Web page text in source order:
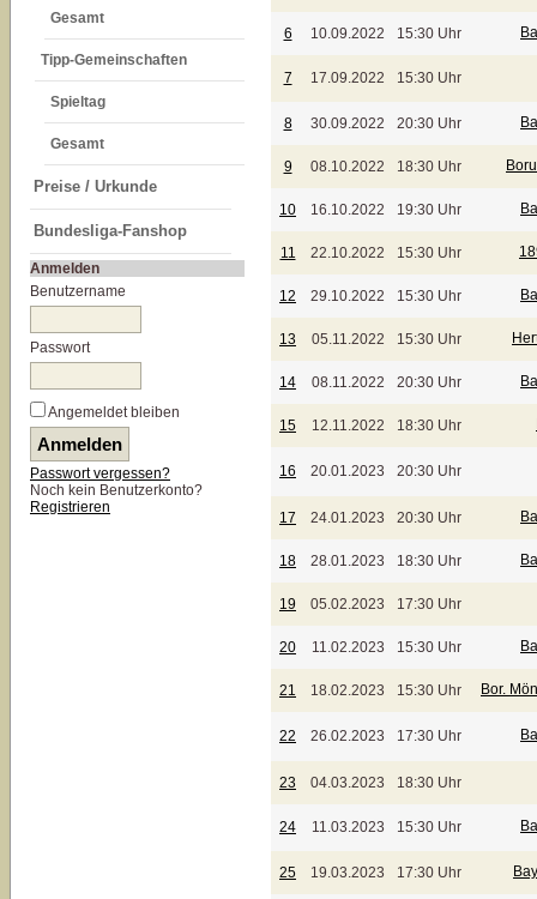
Gesamt
Tipp-Gemeinschaften
Spieltag
Gesamt
Preise / Urkunde
Bundesliga-Fanshop
Anmelden
Benutzername
Passwort
Angemeldet bleiben
Passwort vergessen?
Noch kein Benutzerkonto?
Registrieren
6 10.09.2022 15:30 Uhr
7 17.09.2022 15:30 Uhr
8 30.09.2022 20:30 Uhr
9 08.10.2022 18:30 Uhr
10 16.10.2022 19:30 Uhr
11 22.10.2022 15:30 Uhr
12 29.10.2022 15:30 Uhr
13 05.11.2022 15:30 Uhr
14 08.11.2022 20:30 Uhr
15 12.11.2022 18:30 Uhr
16 20.01.2023 20:30 Uhr
17 24.01.2023 20:30 Uhr
18 28.01.2023 18:30 Uhr
19 05.02.2023 17:30 Uhr
20 11.02.2023 15:30 Uhr
21 18.02.2023 15:30 Uhr Bor.
22 26.02.2023 17:30 Uhr
23 04.03.2023 18:30 Uhr
24 11.03.2023 15:30 Uhr
25 19.03.2023 17:30 Uhr